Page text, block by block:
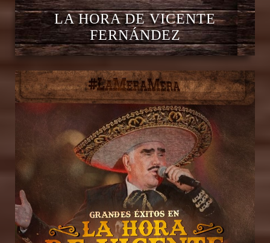
LA HORA DE VICENTE
FERNÁNDEZ